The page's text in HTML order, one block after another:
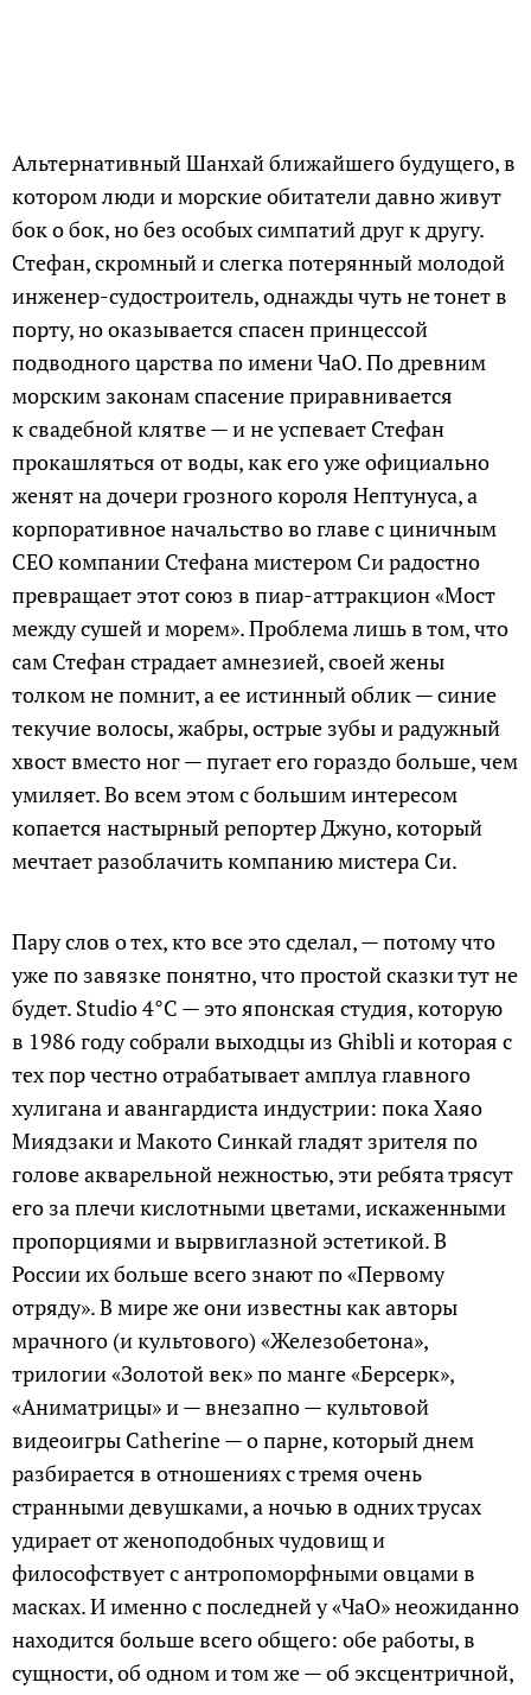
Альтернативный Шанхай ближайшего будущего, в
котором люди и морские обитатели давно живут
бок о бок, но без особых симпатий друг к другу.
Стефан, скромный и слегка потерянный молодой
инженер-судостроитель, однажды чуть не тонет в
порту, но оказывается спасен принцессой
подводного царства по имени ЧаО. По древним
морским законам спасение приравнивается
к свадебной клятве — и не успевает Стефан
прокашляться от воды, как его уже официально
женят на дочери грозного короля Нептунуса, а
корпоративное начальство во главе с циничным
CEO компании Стефана мистером Си радостно
превращает этот союз в пиар-аттракцион «Мост
между сушей и морем». Проблема лишь в том, что
сам Стефан страдает амнезией, своей жены
толком не помнит, а ее истинный облик — синие
текучие волосы, жабры, острые зубы и радужный
хвост вместо ног — пугает его гораздо больше, чем
умиляет. Во всем этом с большим интересом
копается настырный репортер Джуно, который
мечтает разоблачить компанию мистера Си.
Пару слов о тех, кто все это сделал, — потому что
уже по завязке понятно, что простой сказки тут не
будет. Studio 4°C — это японская студия, которую
в 1986 году собрали выходцы из Ghibli и которая с
тех пор честно отрабатывает амплуа главного
хулигана и авангардиста индустрии: пока Хаяо
Миядзаки и Макото Синкай гладят зрителя по
голове акварельной нежностью, эти ребята трясут
его за плечи кислотными цветами, искаженными
пропорциями и вырвиглазной эстетикой. В
России их больше всего знают по «Первому
отряду». В мире же они известны как авторы
мрачного (и культового) «Железобетона»,
трилогии «Золотой век» по манге «Берсерк»,
«Аниматрицы» и — внезапно — культовой
видеоигры Catherine — о парне, который днем
разбирается в отношениях с тремя очень
странными девушками, а ночью в одних трусах
удирает от женоподобных чудовищ и
философствует с антропоморфными овцами в
масках. И именно с последней у «ЧаО» неожиданно
находится больше всего общего: обе работы, в
сущности, об одном и том же — об эксцентричной,